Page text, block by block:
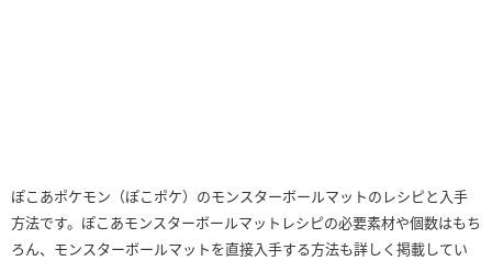
ぽこあポケモン（ぽこポケ）のモンスターボールマットのレシピと入手
方法です。ぽこあモンスターボールマットレシピの必要素材や個数はもち
ろん、モンスターボールマットを直接入手する方法も詳しく掲載してい